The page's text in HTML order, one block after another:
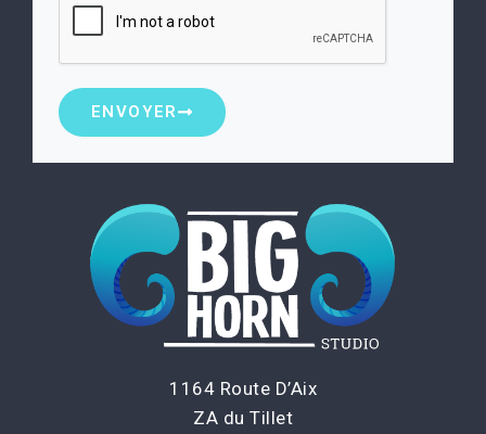
ENVOYER
1164 Route D’Aix
ZA du Tillet